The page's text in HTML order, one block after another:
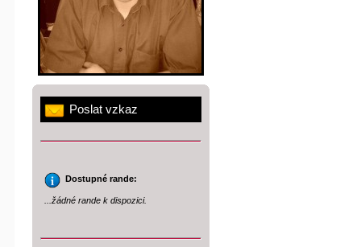
Poslat vzkaz
Dostupné rande:
...žádné rande k dispozici.